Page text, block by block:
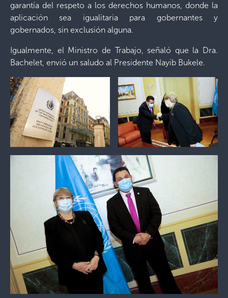
garantía del respeto a los derechos humanos, donde la
aplicación sea igualitaria para gobernantes y
gobernados, sin exclusión alguna.
Igualmente, el Ministro de Trabajo, señaló que la Dra.
Bachelet, envió un saludo al Presidente Nayib Bukele.